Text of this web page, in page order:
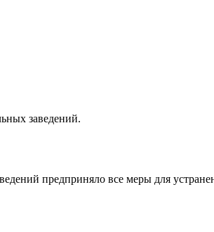
заведений.
предприняло все меры для